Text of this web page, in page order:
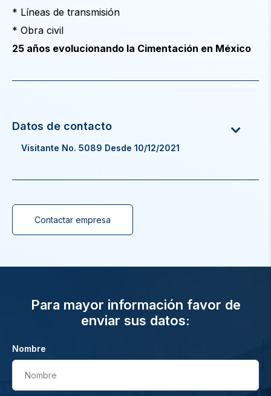
* Líneas de transmisión
* Obra civil
25 años evolucionando la Cimentación en México
Visitante No. 5089 Desde 10/12/2021
Contactar empresa
Para mayor información favor de
enviar sus datos:
Nombre
Nombre